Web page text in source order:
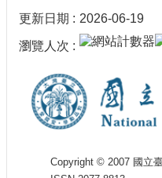
更新日期 2026-06-19
瀏覽人次
Copyright © 2007 國立臺